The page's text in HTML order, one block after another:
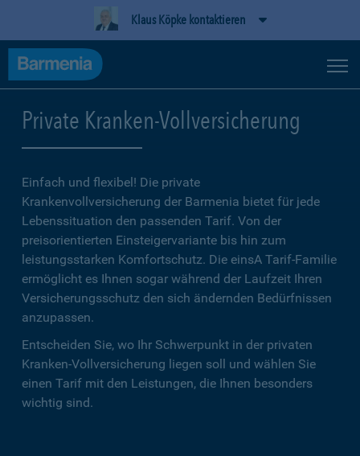
Klaus Köpke kontaktieren
Private Kranken-Vollversicherung
Einfach und flexibel! Die private
Krankenvollversicherung der Barmenia bietet für jede
Lebenssituation den passenden Tarif. Von der
preisorientierten Einsteigervariante bis hin zum
leistungsstarken Komfortschutz. Die einsA Tarif-Familie
ermöglicht es Ihnen sogar während der Laufzeit Ihren
Versicherungsschutz den sich ändernden Bedürfnissen
anzupassen.
Entscheiden Sie, wo Ihr Schwerpunkt in der privaten
Kranken-Vollversicherung liegen soll und wählen Sie
einen Tarif mit den Leistungen, die Ihnen besonders
wichtig sind.